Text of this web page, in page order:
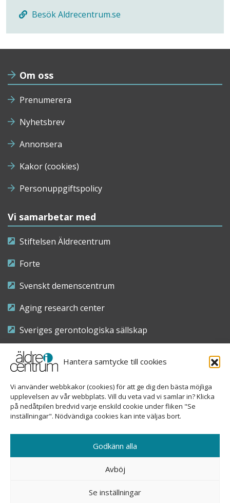
Hantera samtycke till cookies
Vi använder webbkakor (cookies) för att ge dig den bästa möjliga
upplevelsen av vår webbplats. Vill du veta vad vi samlar in? Klicka
på nedåtpilen bredvid varje enskild cookie under fliken "Se
inställningar". Nödvändiga cookies kan inte väljas bort.
Godkänn alla
Avböj
Se inställningar
Besök Aldrecentrum.se
Om oss
Prenumerera
Nyhetsbrev
Annonsera
Kakor (cookies)
Personuppgiftspolicy
Vi samarbetar med
Stiftelsen Äldrecentrum
Forte
Svenskt demenscentrum
Aging research center
Sveriges gerontologiska sällskap
Riksföreningen för sjuksköterskor inom äldre- och
demensvård
Nationellt kompetenscentrum anhöriga
Sveavägen 155, 113 46 Stockholm
08-690 58 84
info@aldreicentrum.se